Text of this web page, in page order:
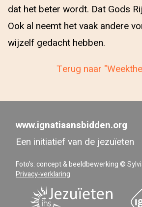
dat het beter wordt. Dat Gods
Ook al neemt het vaak andere
wijzelf gedacht hebben.
Terug naar
www.ignatiaansbidden.org
Een initiatief van de jezuïeten
Foto's: concept & beeldbewerking ©
Privacy-verklaring